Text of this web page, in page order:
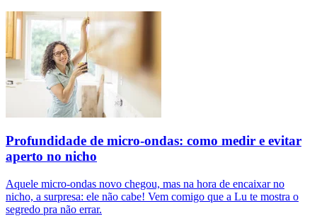
Profundidade de micro-ondas: como medir e evitar
aperto no nicho
Aquele micro-ondas novo chegou, mas na hora de encaixar no
nicho, a surpresa: ele não cabe! Vem comigo que a Lu te mostra o
segredo pra não errar.